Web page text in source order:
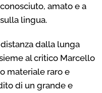
amato e a
lingua.
dalla lunga
al critico Marcello
materiale raro e
di un grande e